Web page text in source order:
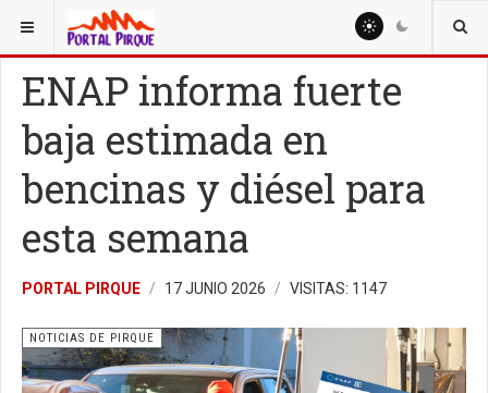
ESTÁ AQUÍ: NOTICIAS
ENAP informa fuerte
baja estimada en
bencinas y diésel para
esta semana
PORTAL PIRQUE 17 JUNIO 2026 VISITAS: 1147
NOTICIAS DE PIRQUE